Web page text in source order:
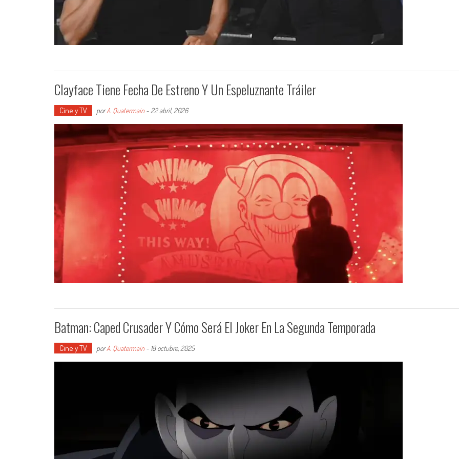
Clayface Tiene Fecha De Estreno Y Un Espeluznante Tráiler
Cine y TV porA. Quatermain - 22 abril, 2026
Batman: Caped Crusader Y Cómo Será El Joker En La Segunda Temporada
Cine y TV porA. Quatermain - 18 octubre, 2025